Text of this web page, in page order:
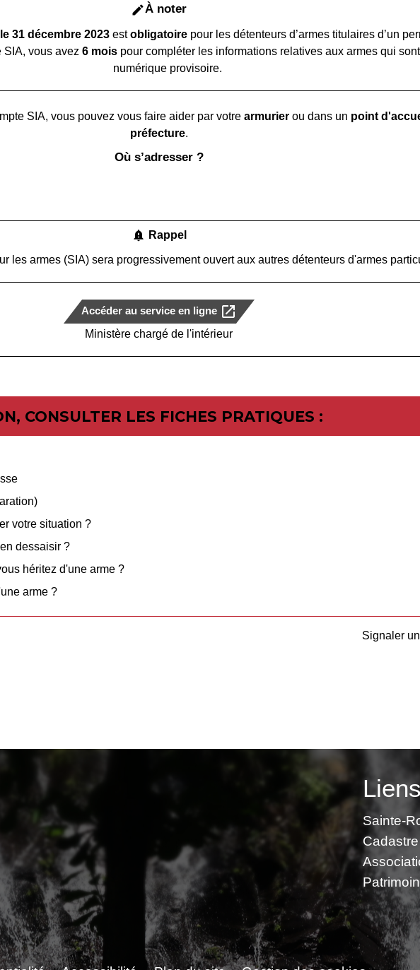
editÀ noter
31 décembre 2023estobligatoirepour les détenteurs d’armes titulaires d’un
SIA, vous avez 6 moispour compléter les informations relatives aux armes qui
numérique provisoire.
SIA, vous pouvez vous faire aider par votrearmurier ou dans un point
préfecture.
Où s’adresser ?
notification_important Rappel
les armes (SIA) sera progressivement ouvert aux autres détenteurs d'armes
Accéder au service en ligne open_in_new
Ministère chargé de l'intérieur
CONSULTER LES FICHES PRATIQUES :
votre situation ?
dessaisir ?
héritez d'une arme ?
arme ?
Signaler
Liens
Sainte-